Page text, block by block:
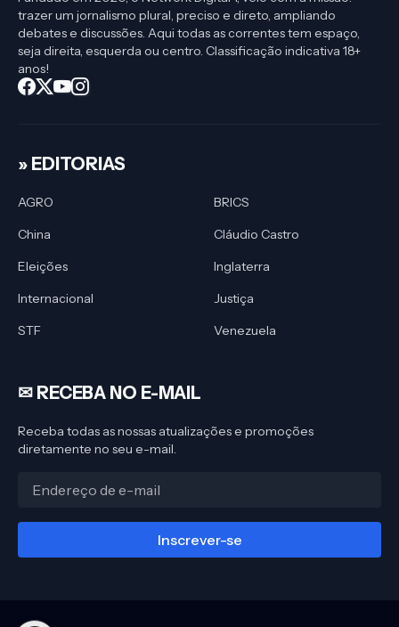
trazer um jornalismo plural, preciso e direto, ampliando
debates e discussões. Aqui todas as correntes tem espaço,
seja direita, esquerda ou centro. Classificação indicativa 18+
anos!
» EDITORIAS
AGRO
BRICS
China
Cláudio Castro
Eleições
Inglaterra
Internacional
Justiça
STF
Venezuela
✉︎ RECEBA NO E-MAIL
Receba todas as nossas atualizações e promoções
diretamente no seu e-mail.